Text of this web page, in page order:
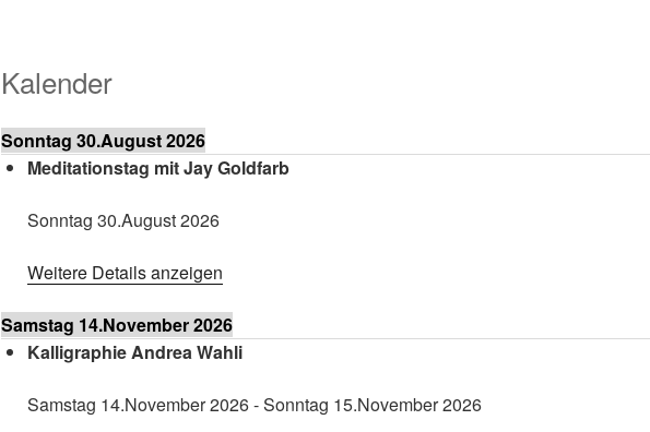
Kalender
Sonntag 30.August 2026
Meditationstag mit Jay Goldfarb
Sonntag 30.August 2026
Weitere Details anzeigen
Samstag 14.November 2026
Kalligraphie Andrea Wahli
Samstag 14.November 2026-Sonntag 15.November 2026